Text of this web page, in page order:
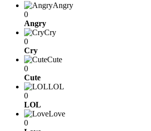
Angry
0
Angry
Cry
0
Cry
Cute
0
Cute
LOL
0
LOL
Love
0